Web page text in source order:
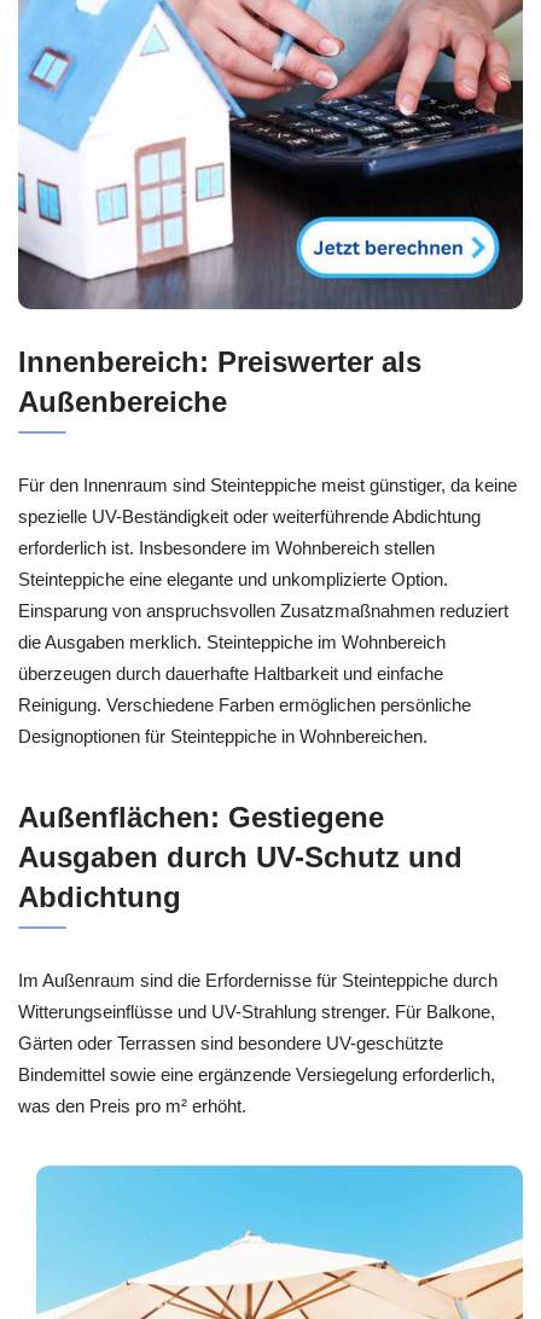
Innenbereich: Preiswerter als
Außenbereiche
Für den Innenraum sind Steinteppiche meist günstiger, da keine
spezielle UV-Beständigkeit oder weiterführende Abdichtung
erforderlich ist. Insbesondere im Wohnbereich stellen
Steinteppiche eine elegante und unkomplizierte Option.
Einsparung von anspruchsvollen Zusatzmaßnahmen reduziert
die Ausgaben merklich. Steinteppiche im Wohnbereich
überzeugen durch dauerhafte Haltbarkeit und einfache
Reinigung. Verschiedene Farben ermöglichen persönliche
Designoptionen für Steinteppiche in Wohnbereichen.
Außenflächen: Gestiegene
Ausgaben durch UV-Schutz und
Abdichtung
Im Außenraum sind die Erfordernisse für Steinteppiche durch
Witterungseinflüsse und UV-Strahlung strenger. Für Balkone,
Gärten oder Terrassen sind besondere UV-geschützte
Bindemittel sowie eine ergänzende Versiegelung erforderlich,
was den Preis pro m² erhöht.